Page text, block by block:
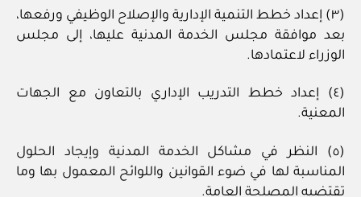
(٣) إعداد خطط التنمية الإدارية والإصلاح الوظيفي ورفعها،
بعد موافقة مجلس الخدمة المدنية عليها، إلى مجلس
الوزراء لاعتمادها.
(٤) إعداد خطط التدريب الإداري بالتعاون مع الجهات
المعنية.
(٥) النظر في مشاكل الخدمة المدنية وإيجاد الحلول
المناسبة لها في ضوء القوانين واللوائح المعمول بها وما
تقتضيه المصلحة العامة.